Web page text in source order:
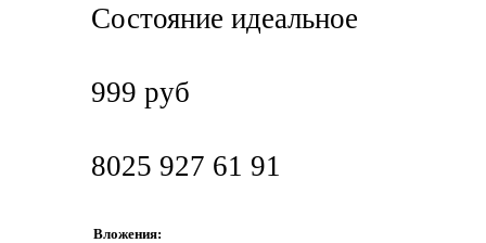
Состояние идеальное
999 руб
8025 927 61 91
Вложения: